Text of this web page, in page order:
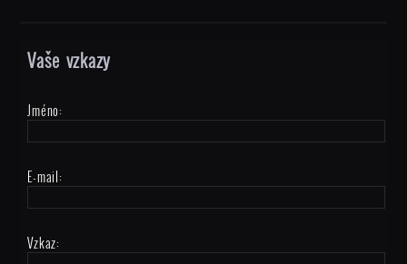
Vaše vzkazy
Jméno:
E-mail:
Vzkaz: